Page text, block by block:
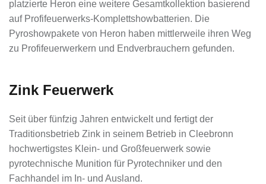
platzierte Heron eine weitere Gesamtkollektion basierend
auf Profifeuerwerks-Komplettshowbatterien. Die
Pyroshowpakete von Heron haben mittlerweile ihren Weg
zu Profifeuerwerkern und Endverbrauchern gefunden.
Zink Feuerwerk
Seit über fünfzig Jahren entwickelt und fertigt der
Traditionsbetrieb Zink in seinem Betrieb in Cleebronn
hochwertigstes Klein- und Großfeuerwerk sowie
pyrotechnische Munition für Pyrotechniker und den
Fachhandel im In- und Ausland.